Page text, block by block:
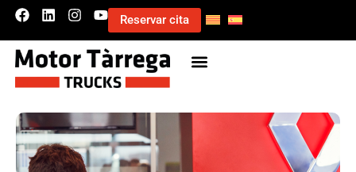
Reservar cita